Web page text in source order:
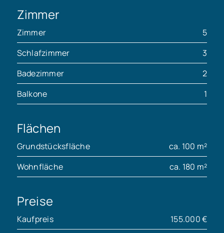
Zimmer
Zimmer
5
Schlafzimmer
3
Badezimmer
2
Balkone
1
Flächen
Grundstücksfläche
ca. 100 m²
Wohnfläche
ca. 180 m²
Preise
Kaufpreis
155.000 €